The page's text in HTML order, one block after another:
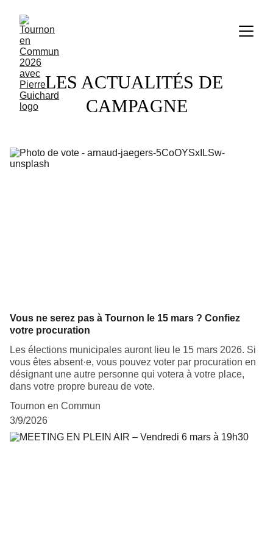
LES ACTUALITÉS DE
CAMPAGNE
Vous ne serez pas à Tournon le 15 mars ? Confiez
votre procuration
Les élections municipales auront lieu le 15 mars 2026.​ Si
vous êtes absent·e, vous pouvez voter par procuration en
désignant une autre personne qui votera à votre place,
dans votre propre bureau de vote.
Tournon en Commun
3/9/2026